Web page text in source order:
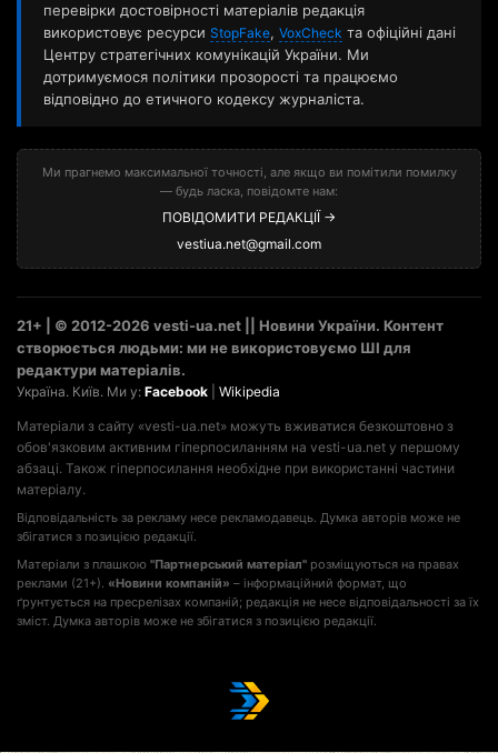
перевірки достовірності матеріалів редакція
використовує ресурси StopFake, VoxCheck та офіційні дані
Центру стратегічних комунікацій України. Ми
дотримуємося політики прозорості та працюємо
відповідно до етичного кодексу журналіста.
Ми прагнемо максимальної точності, але якщо ви помітили помилку
— будь ласка, повідомте нам:
ПОВІДОМИТИ РЕДАКЦІЇ →
vestiua.net@gmail.com
21+ | © 2012-2026 vesti-ua.net || Новини України. Контент
створюється людьми: ми не використовуємо ШІ для
редактури матеріалів.
Україна. Київ. Ми у: Facebook Wikipedia
Матеріали з сайту «vesti-ua.net» можуть вживатися безкоштовно з
обов'язковим активним гіперпосиланням на vesti-ua.net у першому
абзаці. Також гіперпосилання необхідне при використанні частини
матеріалу.
Відповідальність за рекламу несе рекламодавець. Думка авторів може не
збігатися з позицією редакції.
Матеріали з плашкою "Партнерський матеріал" розміщуються на правах
реклами (21+). «Новини компаній» – інформаційний формат, що
ґрунтується на пресрелізах компаній; редакція не несе відповідальності за їх
зміст. Думка авторів може не збігатися з позицією редакції.